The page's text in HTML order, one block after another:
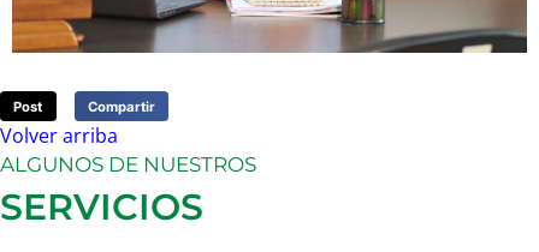
Post Compartir
Volver arriba
ALGUNOS DE NUESTROS
SERVICIOS